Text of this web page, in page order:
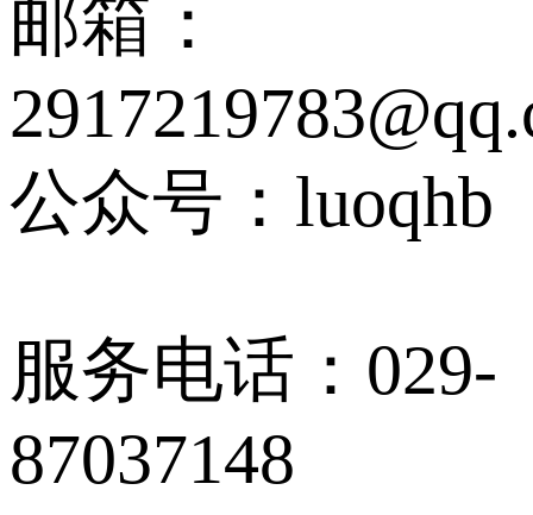
邮箱：
公众号：luoqhb
服务电话：029-
87037148